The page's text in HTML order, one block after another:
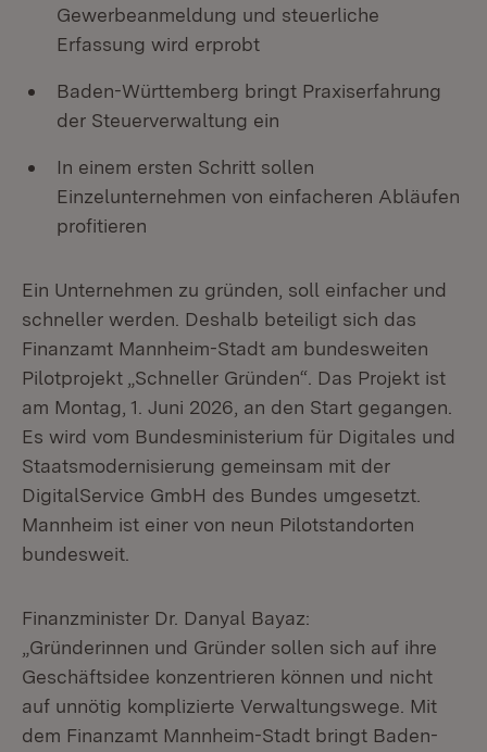
Gewerbeanmeldung und steuerliche
Erfassung wird erprobt
Baden-Württemberg bringt Praxiserfahrung
der Steuerverwaltung ein
In einem ersten Schritt sollen
Einzelunternehmen von einfacheren Abläufen
profitieren
Ein Unternehmen zu gründen, soll einfacher und
schneller werden. Deshalb beteiligt sich das
Finanzamt Mannheim-Stadt am bundesweiten
Pilotprojekt „Schneller Gründen“. Das Projekt ist
am Montag, 1. Juni 2026, an den Start gegangen.
Es wird vom Bundesministerium für Digitales und
Staatsmodernisierung gemeinsam mit der
DigitalService GmbH des Bundes umgesetzt.
Mannheim ist einer von neun Pilotstandorten
bundesweit.
Finanzminister Dr. Danyal Bayaz:
„Gründerinnen und Gründer sollen sich auf ihre
Geschäftsidee konzentrieren können und nicht
auf unnötig komplizierte Verwaltungswege. Mit
dem Finanzamt Mannheim-Stadt bringt Baden-